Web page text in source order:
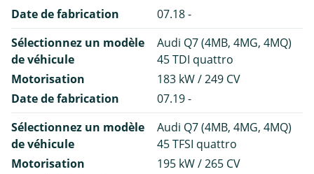
Date de fabrication
07.18 -
Sélectionnez un modèle
de véhicule
Audi Q7 (4MB, 4MG, 4MQ)
45 TDI quattro
Motorisation
183 kW / 249 CV
Date de fabrication
07.19 -
Sélectionnez un modèle
de véhicule
Audi Q7 (4MB, 4MG, 4MQ)
45 TFSI quattro
Motorisation
195 kW / 265 CV